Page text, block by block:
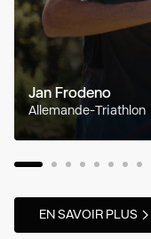
Jan Frodeno
Allemande-Triathlon
EN SAVOIR PLUS